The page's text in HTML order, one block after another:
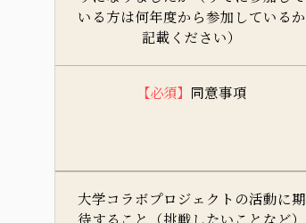
いる方は何年度から参加しているか
記載ください）
【必須】 同意事項
大学コラボプロジェクトの活動に期
待すること（挑戦したいことなど）